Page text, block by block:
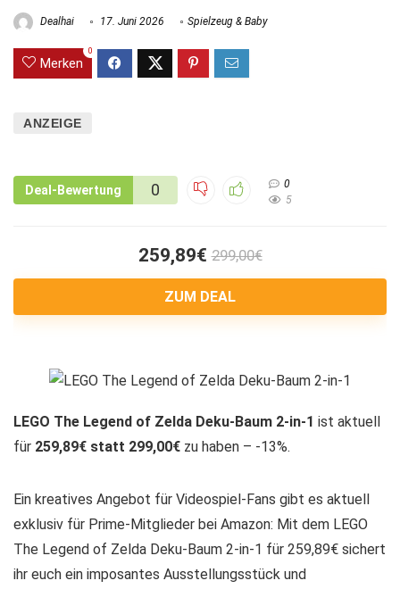
Dealhai 17. Juni 2026 Spielzeug & Baby
Merken
0
ANZEIGE
Deal-Bewertung 0
0
5
259,89€ 299,00€
ZUM DEAL
LEGO The Legend of Zelda Deku-Baum 2-in-1 ist aktuell
für 259,89€ statt 299,00€ zu haben – -13%.
Ein kreatives Angebot für Videospiel-Fans gibt es aktuell
exklusiv für Prime-Mitglieder bei Amazon: Mit dem LEGO
The Legend of Zelda Deku-Baum 2-in-1 für 259,89€ sichert
ihr euch ein imposantes Ausstellungsstück und